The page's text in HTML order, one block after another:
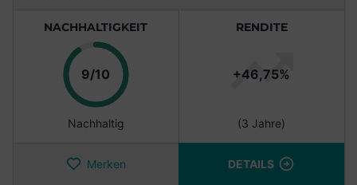
NACHHALTIGKEIT
9/10 Punkte
Nachhaltig
RENDITE
+46,75%
(3 Jahre)
Merken DETAILS